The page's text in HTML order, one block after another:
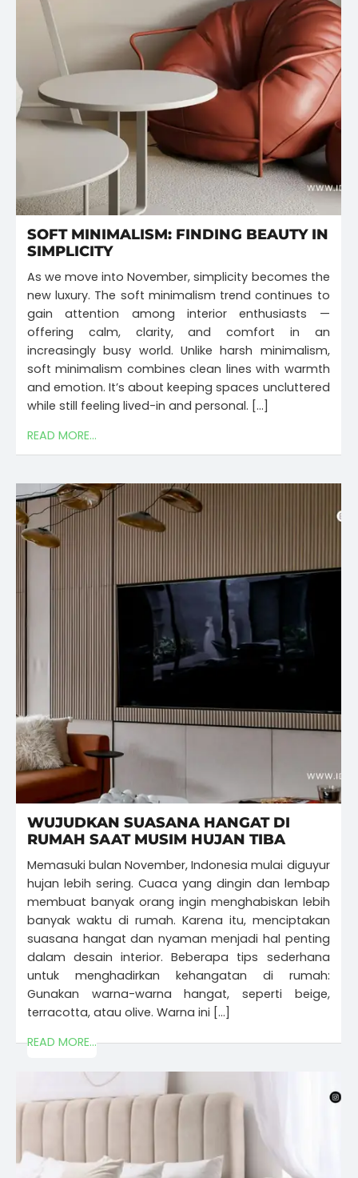
SOFT MINIMALISM: FINDING BEAUTY IN
SIMPLICITY
As we move into November, simplicity becomes the
new luxury. The soft minimalism trend continues to
gain attention among interior enthusiasts —
offering calm, clarity, and comfort in an
increasingly busy world. Unlike harsh minimalism,
soft minimalism combines clean lines with warmth
and emotion. It’s about keeping spaces uncluttered
while still feeling lived-in and personal. […]
READ MORE...
WUJUDKAN SUASANA HANGAT DI
RUMAH SAAT MUSIM HUJAN TIBA
Memasuki bulan November, Indonesia mulai diguyur
hujan lebih sering. Cuaca yang dingin dan lembap
membuat banyak orang ingin menghabiskan lebih
banyak waktu di rumah. Karena itu, menciptakan
suasana hangat dan nyaman menjadi hal penting
dalam desain interior. Beberapa tips sederhana
untuk menghadirkan kehangatan di rumah:
Gunakan warna-warna hangat, seperti beige,
terracotta, atau olive. Warna ini […]
READ MORE...